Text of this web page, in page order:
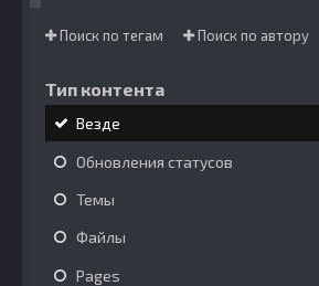
Поиск по тегам Поиск по автору
Тип контента
Везде
Обновления статусов
Темы
Файлы
Pages